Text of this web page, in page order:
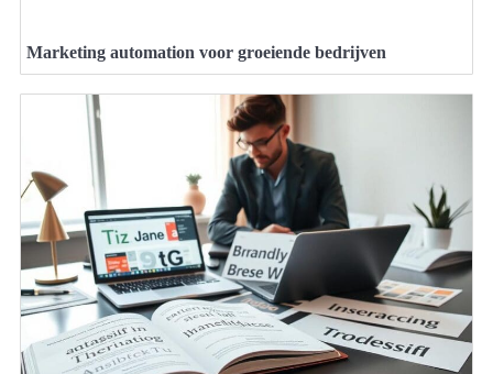
Marketing automation voor groeiende bedrijven